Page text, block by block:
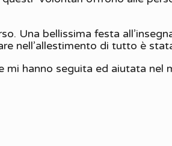
Una bellissima festa
nell’allestimento di tutto è
mi hanno seguita ed aiutata